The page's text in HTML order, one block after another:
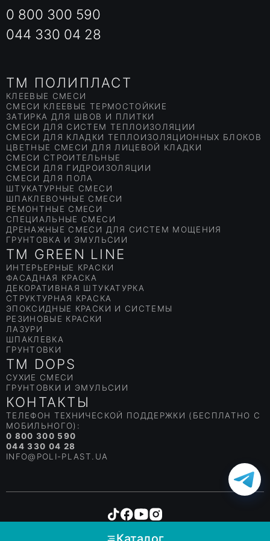
конструкциях, где вода может действовать под
пожарные резервуары;
колодцы сбора ливневых вод;
подвалы и погреба.
В случае высокого залегания грунтовых вод,
гидроизоляция фундамента тоже проводится
посредством двухкомпонентных смесей. Для защиты
подвалов и цоколей от воздействия наружной влаги, что
особенно важно на глинистых и мягких почвах,
используют однокомпонентную смесь ПРГ-01.
Отличаются гидроизоляционные смеси для бетона
высоким уровнем адгезии к минеральным поверхностям,
в том числе загрязненным. Но лучше всего перед
нанесением гидрозащиты тщательно зачистить материал
основания.
При помощи мастик и растворов удобно проводить
гидроизоляцию мест прохождения и примыкания
коммуникаций. Гидроизоляция в ванну ПРГ-05 обладает
высоким уровнем адгезии к минеральным основаниям.
Купить гидроизоляцию целесообразно в качестве
защитного материала.
Еще один важный аспект использования защищающих от
воды и влаги материалов торговой марки Полипласт из
серии Гидростоп — гидроизоляция пола. Используют
смеси в ванных, на кухнях, перекрытиях. Для плоской
кровли купить гидроизоляцию для пола также можно, но
лучше воспользоваться специальными кровельными
мастиками.
Используют гидроизоляционные материалы Полипласт
всегда со стороны проникновения влаги. Если
попытаться закрыть течь в стене или колодце с «сухой»
стороны, то ожидаемого эффекта не получится.
Эластичные и прочные гидроизоляционные материалы
0 800 300 590
044 330 04 28
TM ПОЛИПЛАСТ
КЛЕЕВЫЕ СМЕСИ
СМЕСИ КЛЕЕВЫЕ ТЕРМОСТОЙКИЕ
ЗАТИРКА ДЛЯ ШВОВ И ПЛИТКИ
СМЕСИ ДЛЯ СИСТЕМ ТЕПЛОИЗОЛЯЦИИ
СМЕСИ ДЛЯ КЛАДКИ ТЕПЛОИЗОЛЯЦИОННЫХ БЛОКОВ
ЦВЕТНЫЕ СМЕСИ ДЛЯ ЛИЦЕВОЙ КЛАДКИ
СМЕСИ СТРОИТЕЛЬНЫЕ
СМЕСИ ДЛЯ ГИДРОИЗОЛЯЦИИ
СМЕСИ ДЛЯ ПОЛА
ШТУКАТУРНЫЕ СМЕСИ
ШПАКЛЕВОЧНЫЕ СМЕСИ
РЕМОНТНЫЕ СМЕСИ
СПЕЦИАЛЬНЫЕ СМЕСИ
ДРЕНАЖНЫЕ СМЕСИ ДЛЯ СИСТЕМ МОЩЕНИЯ
ГРУНТОВКА И ЭМУЛЬСИИ
TM DOPS
СУХИЕ СМЕСИ
ГРУНТОВКИ И ЭМУЛЬСИИ
TM GREEN LINE
ИНТЕРЬЕРНЫЕ КРАСКИ
ФАСАДНАЯ КРАСКА
ДЕКОРАТИВНАЯ ШТУКАТУРКА
СТРУКТУРНАЯ КРАСКА
ЭПОКСИДНЫЕ КРАСКИ И СИСТЕМЫ
РЕЗИНОВЫЕ КРАСКИ
ЛАЗУРИ
ШПАКЛЕВКА
ГРУНТОВКИ
КОНТАКТЫ
ТЕЛЕФОН ТЕХНИЧЕСКОЙ ПОДДЕРЖКИ (БЕСПЛАТНО С
МОБИЛЬНОГО):
0 800 300 590
044 330 04 28
INFO@POLI-PLAST.UA
Copyright © Poliplast